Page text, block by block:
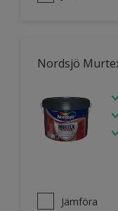
Nordsjö
Jämföra